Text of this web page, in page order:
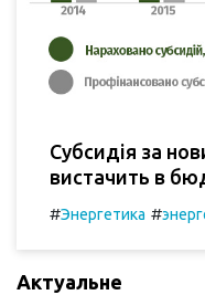
Субсидія за
вистачить в
#Энергетика #
Актуальне